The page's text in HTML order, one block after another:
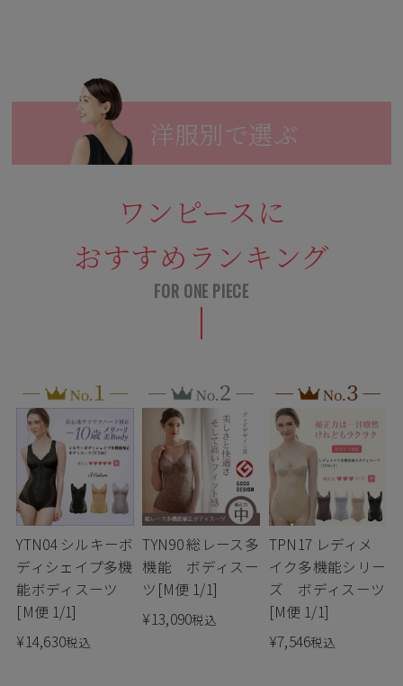
洋服別で選ぶ
ワンピースに
おすすめランキング
YTN04 シルキーボ
ディシェイプ多機
能ボディスーツ
[M便 1/1]
¥14,630税込
TYN90 総レース多
機能 ボディスー
ツ[M便 1/1]
¥13,090税込
TPN17 レディメ
イク多機能シリー
ズ ボディスーツ
[M便 1/1]
¥7,546税込